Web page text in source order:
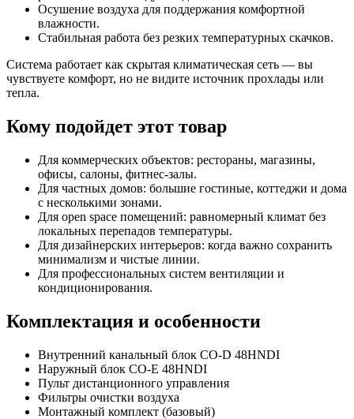
Осушение воздуха для поддержания комфортной
влажности.
Стабильная работа без резких температурных скачков.
Система работает как скрытая климатическая сеть — вы
чувствуете комфорт, но не видите источник прохлады или
тепла.
Кому подойдет этот товар
Для коммерческих объектов: рестораны, магазины,
офисы, салоны, фитнес-залы.
Для частных домов: большие гостиные, коттеджи и дома
с несколькими зонами.
Для open space помещений: равномерный климат без
локальных перепадов температуры.
Для дизайнерских интерьеров: когда важно сохранить
минимализм и чистые линии.
Для профессиональных систем вентиляции и
кондиционирования.
Комплектация и особенности
Внутренний канальный блок CO-D 48HNDI
Наружный блок CO-E 48HNDI
Пульт дистанционного управления
Фильтры очистки воздуха
Монтажный комплект (базовый)